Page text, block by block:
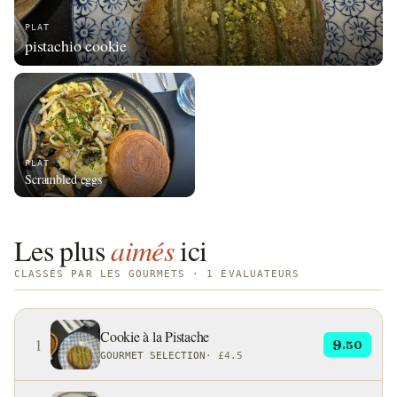
PLAT
pistachio cookie
PLAT
Scrambled eggs
Les plusaimésici
CLASSÉS PAR LES GOURMETS · 1 ÉVALUATEURS
1 Cookie à la Pistache
GOURMET SELECTION · £4.5
9.50